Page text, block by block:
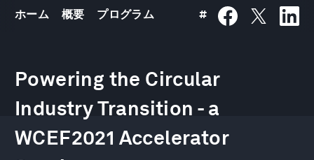
ホーム 概要 プログラム #
Powering the Circular
Industry Transition - a
WCEF2021 Accelerator
of
minutes,
17